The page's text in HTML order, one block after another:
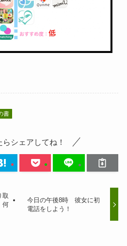
書
らシェアしてね！
取
何
今日の午後8時 彼女に初
電話をしよう！